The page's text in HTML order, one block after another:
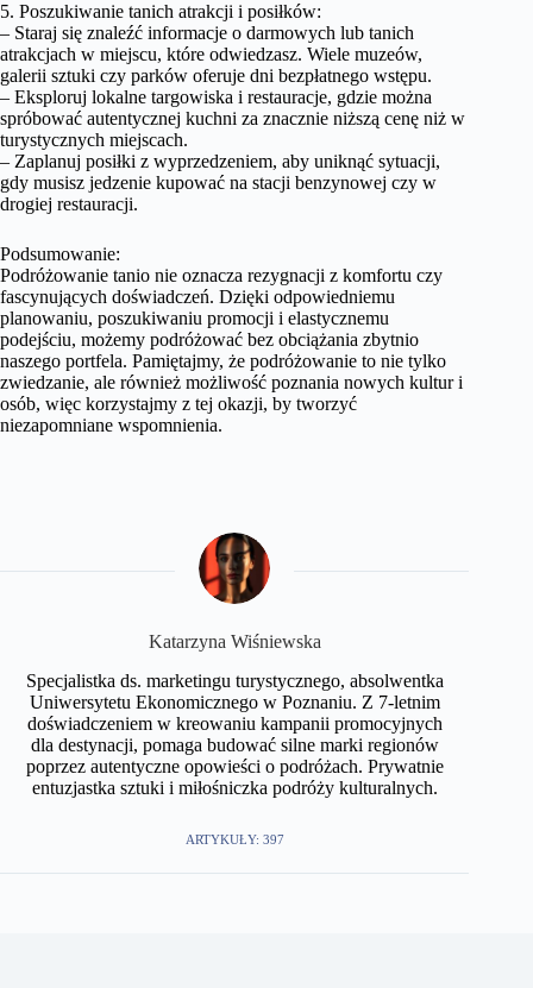
5. Poszukiwanie tanich atrakcji i posiłków:
– Staraj się znaleźć informacje o darmowych lub tanich
atrakcjach w miejscu, które odwiedzasz. Wiele muzeów,
galerii sztuki czy parków oferuje dni bezpłatnego wstępu.
– Eksploruj lokalne targowiska i restauracje, gdzie można
spróbować autentycznej kuchni za znacznie niższą cenę niż w
turystycznych miejscach.
– Zaplanuj posiłki z wyprzedzeniem, aby uniknąć sytuacji,
gdy musisz jedzenie kupować na stacji benzynowej czy w
drogiej restauracji.
Podsumowanie:
Podróżowanie tanio nie oznacza rezygnacji z komfortu czy
fascynujących doświadczeń. Dzięki odpowiedniemu
planowaniu, poszukiwaniu promocji i elastycznemu
podejściu, możemy podróżować bez obciążania zbytnio
naszego portfela. Pamiętajmy, że podróżowanie to nie tylko
zwiedzanie, ale również możliwość poznania nowych kultur i
osób, więc korzystajmy z tej okazji, by tworzyć
niezapomniane wspomnienia.
Katarzyna Wiśniewska
Specjalistka ds. marketingu turystycznego, absolwentka
Uniwersytetu Ekonomicznego w Poznaniu. Z 7-letnim
doświadczeniem w kreowaniu kampanii promocyjnych
dla destynacji, pomaga budować silne marki regionów
poprzez autentyczne opowieści o podróżach. Prywatnie
entuzjastka sztuki i miłośniczka podróży kulturalnych.
ARTYKUŁY: 397